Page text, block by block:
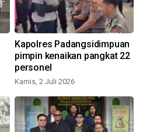
Kapolres Padangsidimpuan
pimpin kenaikan pangkat 22
personel
Kamis, 2 Juli 2026